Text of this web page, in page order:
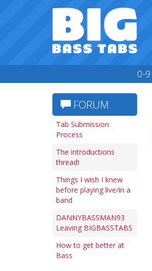
0-9
FORUM
Tab Submission
Process
The introductions
thread!
Things I wish I knew
before playing live/in a
band
DANNYBASSMAN93
Leaving BIGBASSTABS
How to get better at
Bass